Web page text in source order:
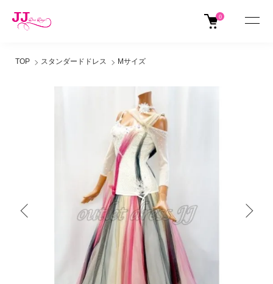
0
TOP スタンダードドレス Mサイズ